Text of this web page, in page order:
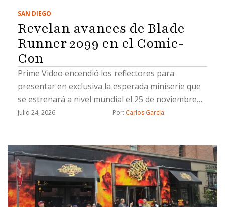
SAN DIEGO
Revelan avances de Blade
Runner 2099 en el Comic-
Con
Prime Video encendió los reflectores para
presentar en exclusiva la esperada miniserie que
se estrenará a nivel mundial el 25 de noviembre
de 2026
Julio 24, 2026 Por: Carlos García